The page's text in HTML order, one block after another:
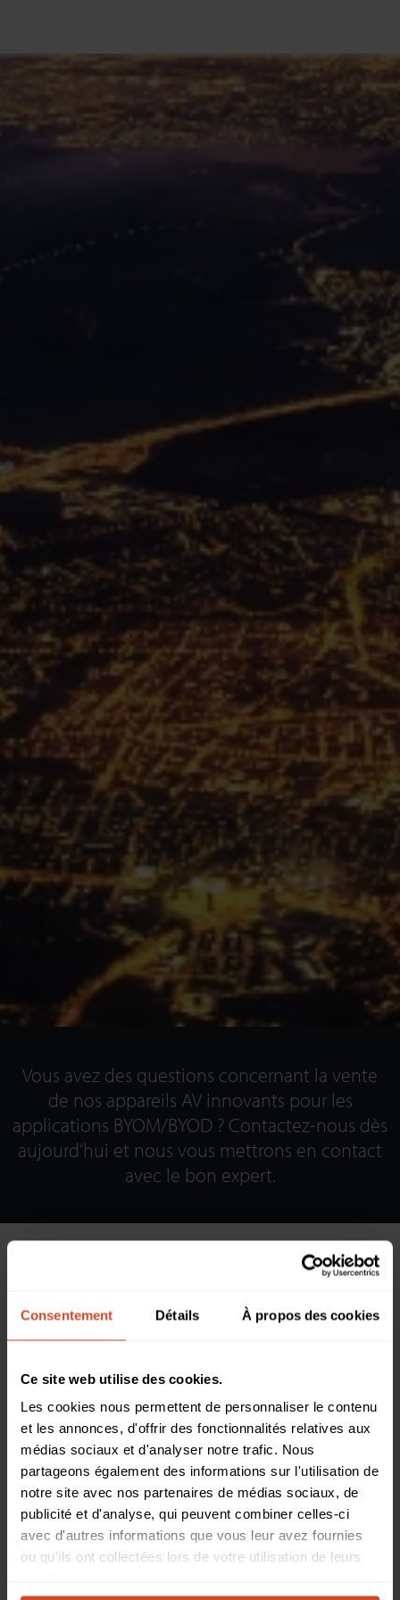
Consentement Détails À propos des cookies
Ce site web utilise des cookies.
Les cookies nous permettent de personnaliser le contenu
et les annonces, d'offrir des fonctionnalités relatives aux
médias sociaux et d'analyser notre trafic. Nous
partageons également des informations sur l'utilisation de
notre site avec nos partenaires de médias sociaux, de
publicité et d'analyse, qui peuvent combiner celles-ci
avec d'autres informations que vous leur avez fournies
ou qu'ils ont collectées lors de votre utilisation de leurs
Vous avez des questions concernant la vente
de nos appareils AV innovants pour les
applications BYOM/BYOD ? Contactez-nous dès
aujourd’hui et nous vous mettrons en contact
avec le bon expert.
/ THE STREAMING GUYS
Veuillez remplir le formulaire et un représentant local
vous contactera au sujet des produits que vous avez
sélectionnés.